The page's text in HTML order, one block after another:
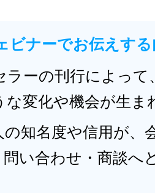
ビナーでお伝えす
ラーの刊行によって
な変化や機会が生ま
知名度や信用が、
問い合わせ・商談へ